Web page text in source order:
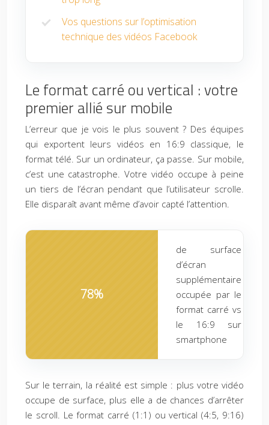
Vos questions sur l’optimisation
technique des vidéos Facebook
Le format carré ou vertical : votre
premier allié sur mobile
L’erreur que je vois le plus souvent ? Des équipes
qui exportent leurs vidéos en 16:9 classique, le
format télé. Sur un ordinateur, ça passe. Sur mobile,
c’est une catastrophe. Votre vidéo occupe à peine
un tiers de l’écran pendant que l’utilisateur scrolle.
Elle disparaît avant même d’avoir capté l’attention.
78%
de surface
d’écran
supplémentaire
occupée par le
format carré vs
le 16:9 sur
smartphone
Sur le terrain, la réalité est simple : plus votre vidéo
occupe de surface, plus elle a de chances d’arrêter
le scroll. Le format carré (1:1) ou vertical (4:5, 9:16)